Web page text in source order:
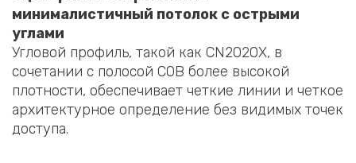
минималистичный потолок с острыми
углами
Угловой профиль, такой как CN2020X, в
сочетании с полосой COB более высокой
плотности, обеспечивает четкие линии и четкое
архитектурное определение без видимых точек
доступа.